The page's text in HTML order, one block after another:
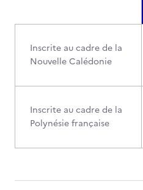
Inscrite au cadre de la
Nouvelle Calédonie
Inscrite au cadre de la
Polynésie française